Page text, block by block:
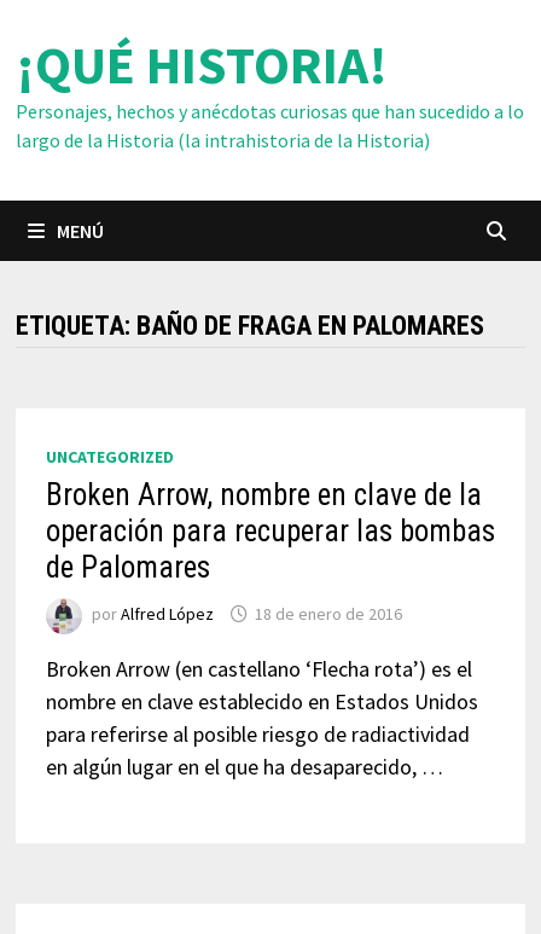
contenido
¡QUÉ HISTORIA!
Personajes, hechos y anécdotas curiosas que han sucedido a lo
largo de la Historia (la intrahistoria de la Historia)
MENÚ
ETIQUETA: BAÑO DE FRAGA EN PALOMARES
UNCATEGORIZED
Broken Arrow, nombre en clave de la
operación para recuperar las bombas
de Palomares
porAlfred López 18 de enero de 2016
Broken Arrow (en castellano ‘Flecha rota’) es el
nombre en clave establecido en Estados Unidos
para referirse al posible riesgo de radiactividad
en algún lugar en el que ha desaparecido, …